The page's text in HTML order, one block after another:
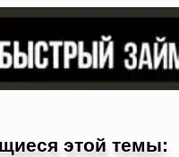
этой темы: